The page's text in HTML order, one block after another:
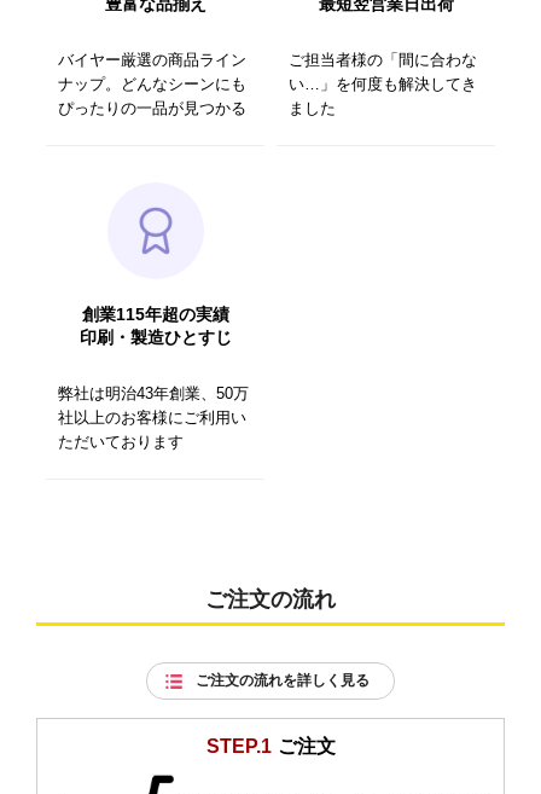
バイヤー厳選の商品ライン
ナップ。どんなシーンにも
ぴったりの一品が見つかる
ご担当者様の「間に合わな
い…」を何度も解決してき
ました
創業115年超の実績
印刷・製造ひとすじ
弊社は明治43年創業、50万
社以上のお客様にご利用い
ただいております
ご注文の流れ
ご注文の流れを詳しく見る
STEP.1 ご注文